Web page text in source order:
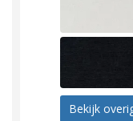
Bekijk